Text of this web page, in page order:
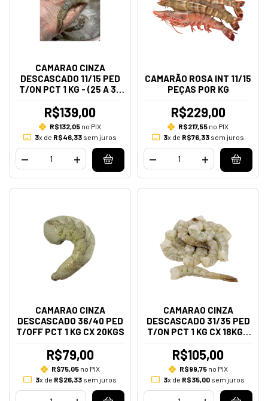
CAMARAO CINZA
DESCASCADO 11/15 PED
T/ON PCT 1 KG - (25 A 35
R$139,00
R$132,05 no PIX
3x de R$46,33 sem juros
CAMARÃO ROSA INT 11/15
PEÇAS POR KG
R$229,00
R$217,55 no PIX
3x de R$76,33 sem juros
CAMARAO CINZA
DESCASCADO 36/40 PED
T/OFF PCT 1 KG CX 20KGS
R$79,00
R$75,05no PIX
3x de R$26,33sem juros
CAMARAO CINZA
DESCASCADO 31/35 PED
T/ON PCT 1 KG CX 18KGS
R$105,00
R$99,75no PIX
3x de R$35,00sem juros